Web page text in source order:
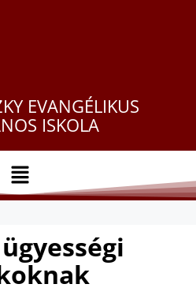
EVANGÉLIKUS
ISKOLA